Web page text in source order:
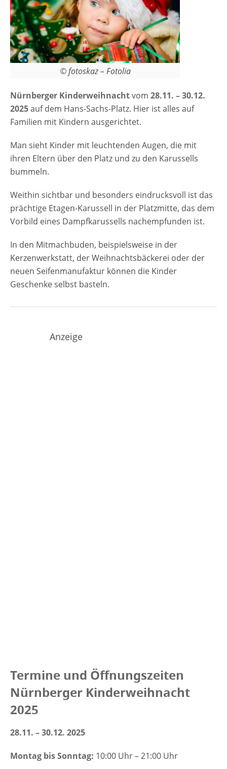
© fotoskaz – Fotolia
Nürnberger Kinderweihnachtvom 28.11. – 30.12.
2025auf dem Hans-Sachs-Platz. Hier ist alles auf
Familien mit Kindern ausgerichtet.
Man sieht Kinder mit leuchtenden Augen, die mit
ihren Eltern über den Platz und zu den Karussells
bummeln.
Weithin sichtbar und besonders eindrucksvoll ist das
prächtige Etagen-Karussell in der Platzmitte, das dem
Vorbild eines Dampfkarussells nachempfunden ist.
In den Mitmachbuden, beispielsweise in der
Kerzenwerkstatt, der Weihnachtsbäckerei oder der
neuen Seifenmanufaktur können die Kinder
Geschenke selbst basteln.
Anzeige
Termine und Öffnungszeiten
Nürnberger Kinderweihnacht
2025
28.11. – 30.12. 2025
Montag bis Sonntag: 10:00 Uhr – 21:00 Uhr